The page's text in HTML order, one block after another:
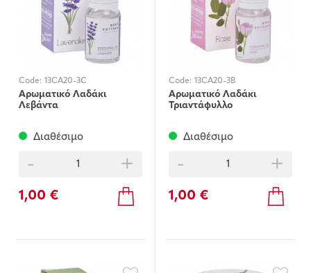
Code: 13CA20-3C
Αρωματικό Λαδάκι
Λεβάντα
Διαθέσιμο
- +
1,00 €
Code: 13CA20-3B
Αρωματικό Λαδάκι
Τριαντάφυλλο
Διαθέσιμο
- +
1,00 €